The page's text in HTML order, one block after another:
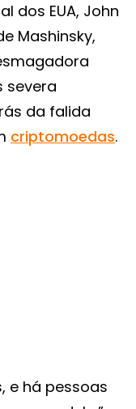
dos EUA, John
Mashinsky,
severa
da falida
criptomoedas.
e há pessoas